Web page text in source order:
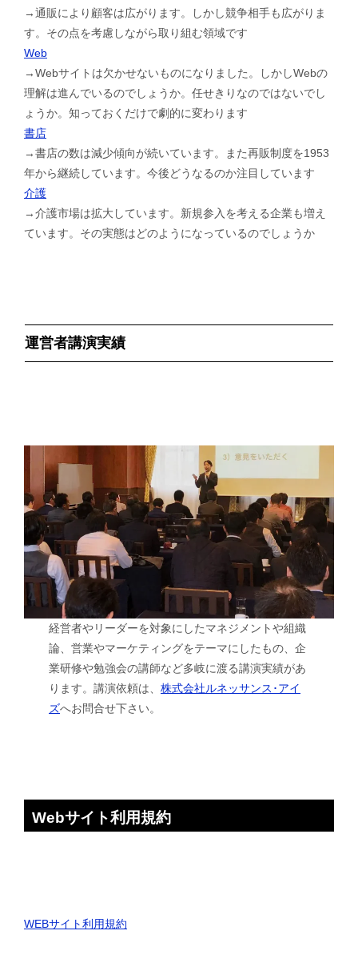
→通販により顧客は広がります。しかし競争相手も広がりま
す。その点を考慮しながら取り組む領域です
Web
→Webサイトは欠かせないものになりました。しかしWebの
理解は進んでいるのでしょうか。任せきりなのではないでし
ょうか。知っておくだけで劇的に変わります
書店
→書店の数は減少傾向が続いています。また再販制度を1953
年から継続しています。今後どうなるのか注目しています
介護
→介護市場は拡大しています。新規参入を考える企業も増え
ています。その実態はどのようになっているのでしょうか
運営者講演実績
経営者やリーダーを対象にしたマネジメントや組織
論、営業やマーケティングをテーマにしたもの、企
業研修や勉強会の講師など多岐に渡る講演実績があ
ります。講演依頼は、株式会社ルネッサンス･アイ
ズへお問合せ下さい。
Webサイト利用規約
WEBサイト利用規約